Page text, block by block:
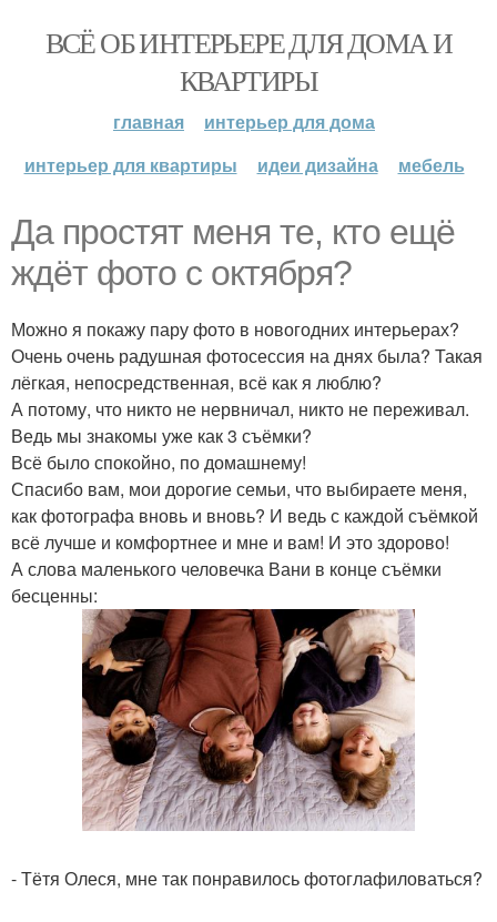
ВСЁ ОБ ИНТЕРЬЕРЕ ДЛЯ ДОМА И
КВАРТИРЫ
главная
интерьер для дома
интерьер для квартиры
идеи дизайна мебель
Да простят меня те, кто ещё
ждёт фото с октября?
Можно я покажу пару фото в новогодних интерьерах?
Очень очень радушная фотосессия на днях была? Такая
лёгкая, непосредственная, всё как я люблю?
А потому, что никто не нервничал, никто не переживал.
Ведь мы знакомы уже как 3 съёмки?
Всё было спокойно, по домашнему!
Спасибо вам, мои дорогие семьи, что выбираете меня,
как фотографа вновь и вновь? И ведь с каждой съёмкой
всё лучше и комфортнее и мне и вам! И это здорово!
А слова маленького человечка Вани в конце съёмки
бесценны:
- Тётя Олеся, мне так понравилось фотоглафиловаться?